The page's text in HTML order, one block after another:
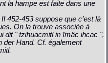
la hampe est faite dans une
452-453 suppose que c'est là
On la trouve associée à
dit " tzihuacmitl in îmâc ihcac ",
der Hand. Cf. également